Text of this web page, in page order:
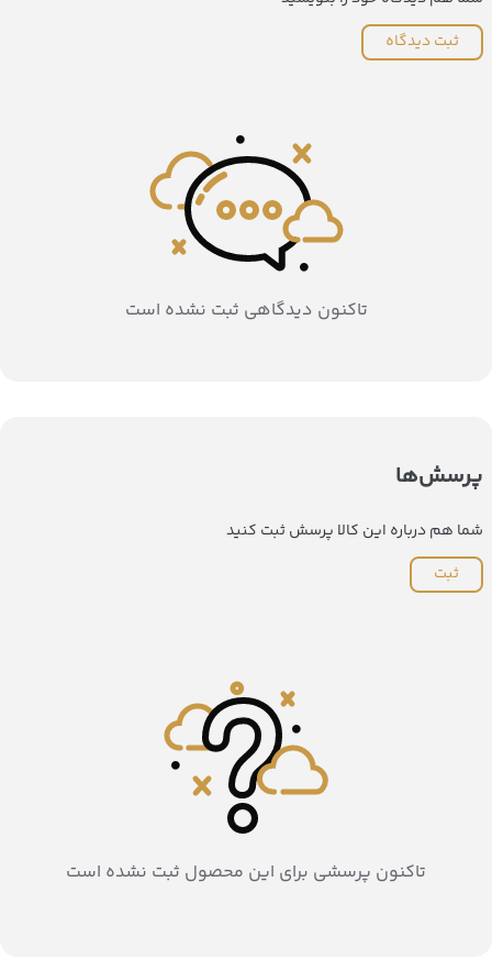
ثبت دیدگاه
تاکنون دیدگاهی ثبت نشده است
پرسش‌ها
شما هم درباره این کالا پرسش ثبت کنید
ثبت
تاکنون پرسشی برای این محصول ثبت نشده است